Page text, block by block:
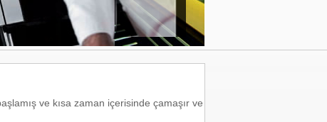
ve kısa zaman içerisinde çamaşır ve